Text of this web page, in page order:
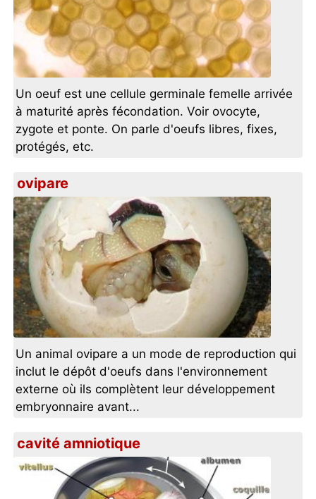
Un oeuf est une cellule germinale femelle arrivée
à maturité après fécondation. Voir ovocyte,
zygote et ponte. On parle d'oeufs libres, fixes,
protégés, etc.
ovipare
Un animal ovipare a un mode de reproduction qui
inclut le dépôt d'oeufs dans l'environnement
externe où ils complètent leur développement
embryonnaire avant...
cavité amniotique